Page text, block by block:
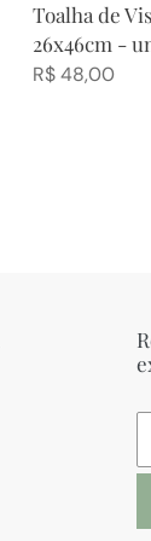
Toalha de
26x46cm -
Preço
R$ 48,00